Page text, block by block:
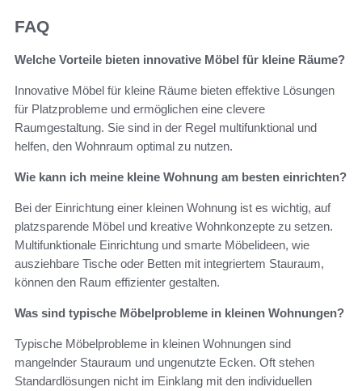
FAQ
Welche Vorteile bieten innovative Möbel für kleine Räume?
Innovative Möbel für kleine Räume bieten effektive Lösungen
für Platzprobleme und ermöglichen eine clevere
Raumgestaltung. Sie sind in der Regel multifunktional und
helfen, den Wohnraum optimal zu nutzen.
Wie kann ich meine kleine Wohnung am besten einrichten?
Bei der Einrichtung einer kleinen Wohnung ist es wichtig, auf
platzsparende Möbel und kreative Wohnkonzepte zu setzen.
Multifunktionale Einrichtung und smarte Möbelideen, wie
ausziehbare Tische oder Betten mit integriertem Stauraum,
können den Raum effizienter gestalten.
Was sind typische Möbelprobleme in kleinen Wohnungen?
Typische Möbelprobleme in kleinen Wohnungen sind
mangelnder Stauraum und ungenutzte Ecken. Oft stehen
Standardlösungen nicht im Einklang mit den individuellen